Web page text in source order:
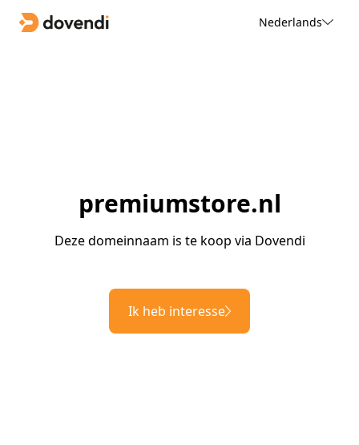
Nederlands
premiumstore.nl
Deze domeinnaam is te koop via Dovendi
Ik heb interesse